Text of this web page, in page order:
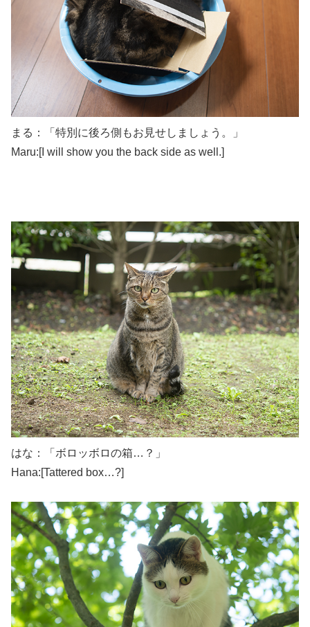
まる：「特別に後ろ側もお見せしましょう。」
Maru:[I will show you the back side as well.]
はな：「ボロッボロの箱…？」
Hana:[Tattered box…?]